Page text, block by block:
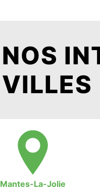
NOS
VILLES
Mantes-La-Jolie